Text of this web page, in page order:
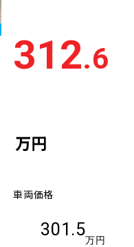
312.6
万円
車両価格
301.5
万円